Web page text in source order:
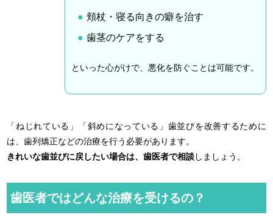
頬杖・寝る向きの癖を治す
歯茎のケアをする
といった心がけで、悪化を防ぐことは可能です。
「ねじれている」「斜めになっている」歯並びを改善するために
は、歯列矯正などの治療を行う必要があります。
きれいな歯並びに戻したい場合は、歯医者で相談しましょう。
歯医者ではどんな治療を受けるの？